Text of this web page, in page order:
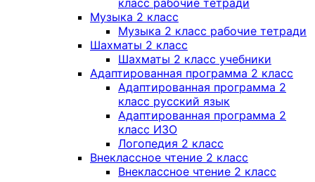
класс рабочие тетради
Музыка 2 класс
Музыка 2 класс рабочие тетради
Шахматы 2 класс
Шахматы 2 класс учебники
Адаптированная программа 2 класс
Адаптированная программа 2
класс русский язык
Адаптированная программа 2
класс ИЗО
Логопедия 2 класс
Внеклассное чтение 2 класс
Внеклассное чтение 2 класс